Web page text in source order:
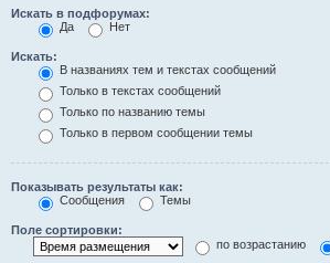
Искать в подфорумах:
Да
Нет
Искать:
В названиях тем и текстах сообщений
Только в текстах сообщений
Только по названию темы
Только в первом сообщении темы
Показывать результаты как:
Сообщения
Темы
Поле сортировки:
по возрастанию